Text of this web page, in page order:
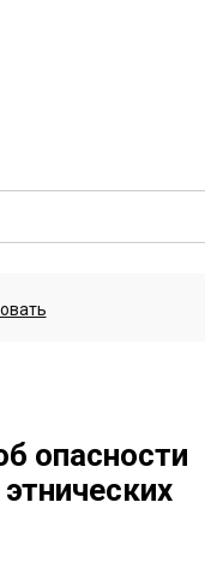
опасности